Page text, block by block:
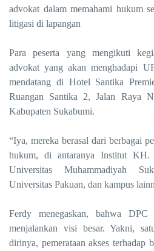
advokat dalam memahami hukum
litigasi di lapangan
Para peserta yang mengikuti
advokat yang akan menghadapi
mendatang di Hotel Santika
Ruangan Santika 2, Jalan Raya
Kabupaten Sukabumi.
“Iya, mereka berasal dari berbagai
hukum, di antaranya Institut KH.
Universitas Muhammadiyah
Universitas Pakuan, dan kampus
Ferdy menegaskan, bahwa
menjalankan visi besar. Yakni,
dirinya, pemerataan akses terhadap